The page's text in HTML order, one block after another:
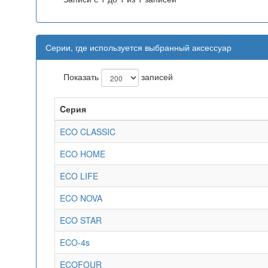
Серии, где используется выбранный аксессуар
Показать записей
Cерия
ECO CLASSIC
ECO HOME
ECO LIFE
ECO NOVA
ECO STAR
ECO-4s
ECOFOUR